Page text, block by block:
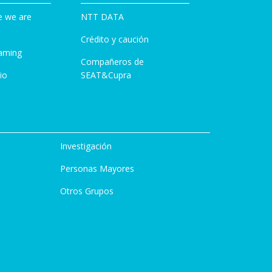
we are
NTT DATA
Crédito y caución
Compañeros de
SEAT&Cupra
Investigación
Personas Mayores
Otros Grupos